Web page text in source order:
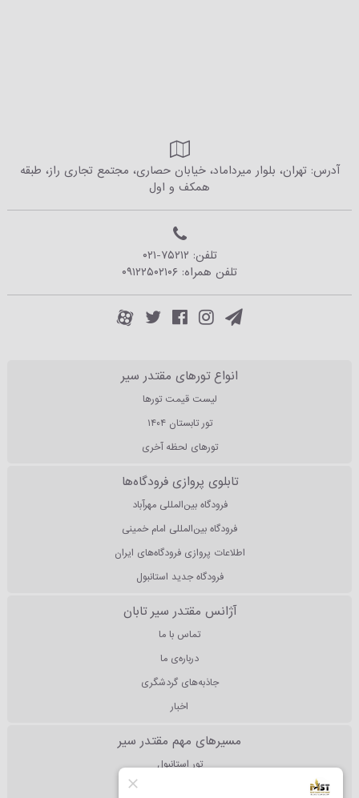
آدرس: تهران، بلوار میرداماد، خیابان حصاری، مجتمع تجاری راز، طبقه
همکف و اول
تلفن: ۰۲۱-۷۵۲۱۲
تلفن همراه: ۰۹۱۲۲۵۰۲۱۰۶
انواع تورهای مقتدر سیر
لیست قیمت تورها
تور تابستان ۱۴۰۴
تورهای لحظه آخری
تابلوی پروازی فرودگاه‌ها
فرودگاه بین‌المللی مهرآباد
فرودگاه بین‌المللی امام خمینی
اطلاعات پروازی فرودگاه‌های ایران
فرودگاه جدید استانبول
آژانس مقتدر سیر تابان
تماس با ما
درباره‌ی ما
جاذبه‌های گردشگری
اخبار
مسیرهای مهم مقتدر سیر
تور استانبول